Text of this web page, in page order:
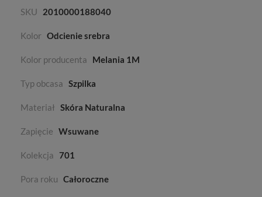
SKU 2010000188040
Kolor Odcienie srebra
Kolor producenta Melania 1M
Typ obcasa Szpilka
Materiał Skóra Naturalna
Zapięcie Wsuwane
Kolekcja 701
Pora roku Całoroczne